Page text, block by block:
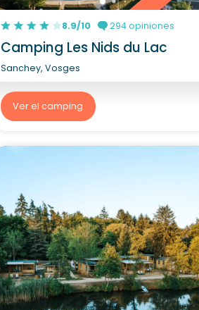
8.9/10 294 opiniones
Camping Les Nids du Lac
Sanchey, Vosges
Ver el camping